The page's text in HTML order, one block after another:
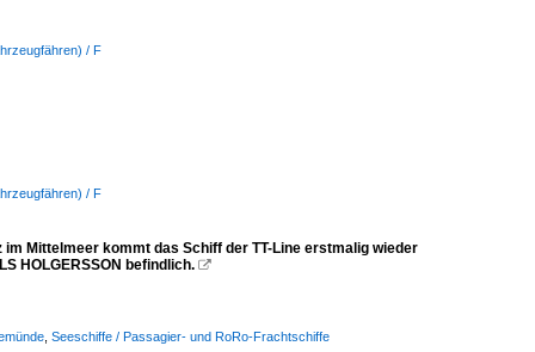
/ F
/ F
Mittelmeer kommt das Schiff der TT-Line erstmalig wieder
HOLGERSSON befindlich. 
Seeschiffe / Passagier- und RoRo-Frachtschiffe